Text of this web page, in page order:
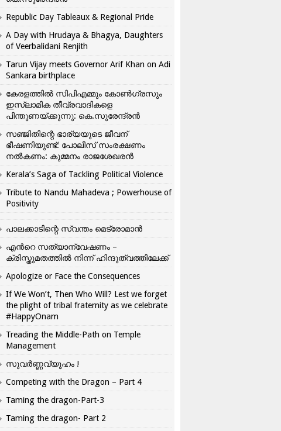
Republic Day Tableaux & Regional Pride
A Day with Hrudaya & Bhagya, Daughters
of Veerbalidani Renjith
Tarun Vijay meets Governor Arif Khan on Adi
Sankara birthplace
കേരളത്തിൽ സിപിഎമ്മും കോൺ​ഗ്രസും
ഇസ്ലാമിക തീവ്രവാദികളെ
പിന്തുണയ്ക്കുന്നു: കെ.സുരേന്ദ്രൻ
സഞ്ജിതിന്റെ ഭാര്യയുടെ ജീവന്
ഭീഷണിയുണ്ട്: പോലീസ് സംരക്ഷണം
നൽകണം: കുമ്മനം രാജശേഖരൻ
Kerala’s Saga of Tackling Political Violence
Tribute to Nandu Mahadeva ; Powerhouse of
Positivity
പാലക്കാടിന്റെ സ്വന്തം മെട്രോമാൻ
എന്‍റെ സത്യാന്വേഷണം –
ക്രിസ്തുമതത്തില്‍ നിന്ന് ഹിന്ദുത്വത്തിലേക്ക്
Apologize or Face the Consequences
If We Won’t, Then Who Will? Lest we forget
the plight of tribal fraternity as we celebrate
#HappyOnam
Treading the Middle-Path on Temple
Management
സുവർണ്ണവ്യൂഹം !
Competing with the Dragon – Part 4
Taming the dragon-Part-3
Taming the dragon- Part 2